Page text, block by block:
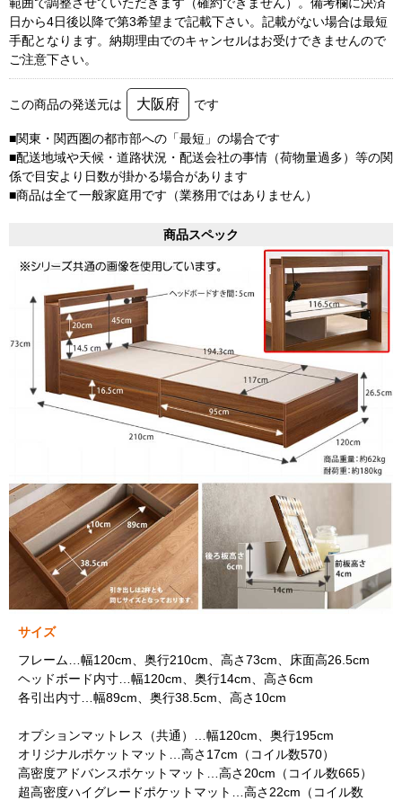
日から4日後以降で第3希望まで記載下さい。記載がない場合は最短
手配となります。納期理由でのキャンセルはお受けできませんので
ご注意下さい。
この商品の発送元は 大阪府 です
■関東・関西圏の都市部への「最短」の場合です
■配送地域や天候・道路状況・配送会社の事情（荷物量過多）等の関
係で目安より日数が掛かる場合があります
■商品は全て一般家庭用です（業務用ではありません）
商品スペック
サイズ
フレーム…幅120cm、奥行210cm、高さ73cm、床面高26.5cm
ヘッドボード内寸…幅120cm、奥行14cm、高さ6cm
各引出内寸…幅89cm、奥行38.5cm、高さ10cm
オプションマットレス（共通）…幅120cm、奥行195cm
オリジナルポケットマット…高さ17cm（コイル数570）
高密度アドバンスポケットマット…高さ20cm（コイル数665）
超高密度ハイグレードポケットマット…高さ22cm（コイル数